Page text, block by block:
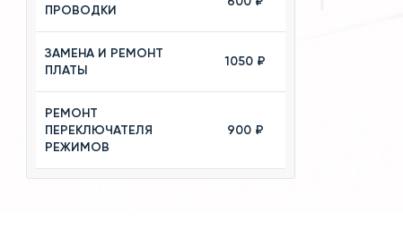
ПРОВОДКИ
ЗАМЕНА И РЕМОНТ
ПЛАТЫ
1050 ₽
РЕМОНТ
ПЕРЕКЛЮЧАТЕЛЯ
РЕЖИМОВ
900 ₽